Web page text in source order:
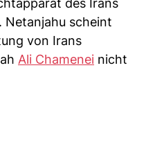
des Irans
Netanjahu scheint
von Irans
Ali Chamenei nicht